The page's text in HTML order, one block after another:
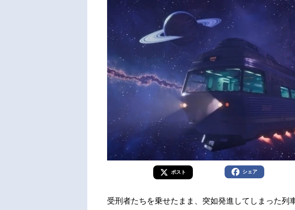
ポスト シェア
受刑者たちを乗せたまま、突如発進してしまった列